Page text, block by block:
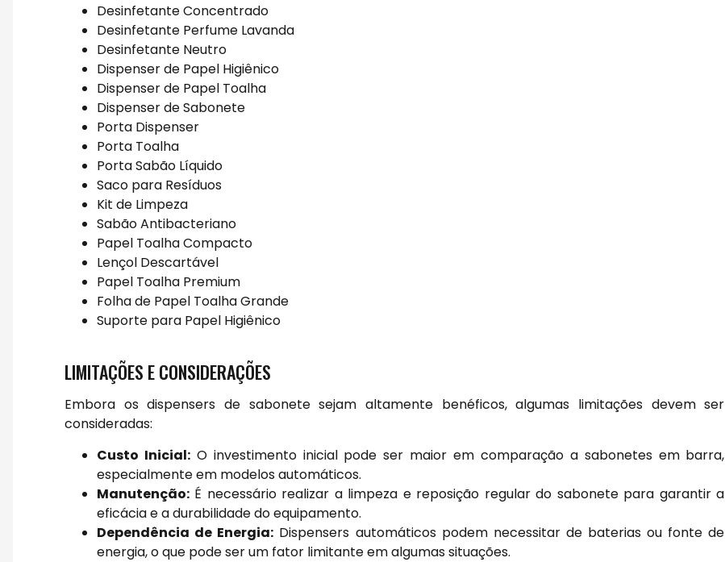
Desinfetante Concentrado
Desinfetante Perfume Lavanda
Desinfetante Neutro
Dispenser de Papel Higiênico
Dispenser de Papel Toalha
Dispenser de Sabonete
Porta Dispenser
Porta Toalha
Porta Sabão Líquido
Saco para Resíduos
Kit de Limpeza
Sabão Antibacteriano
Papel Toalha Compacto
Lençol Descartável
Papel Toalha Premium
Folha de Papel Toalha Grande
Suporte para Papel Higiênico
LIMITAÇÕES E CONSIDERAÇÕES
Embora os dispensers de sabonete sejam altamente benéficos, algumas limitações devem ser
consideradas:
Custo Inicial:O investimento inicial pode ser maior em comparação a sabonetes em barra,
especialmente em modelos automáticos.
Manutenção: É necessário realizar a limpeza e reposição regular do sabonete para garantir a
eficácia e a durabilidade do equipamento.
Dependência de Energia: Dispensers automáticos podem necessitar de baterias ou fonte de
energia, o que pode ser um fator limitante em algumas situações.